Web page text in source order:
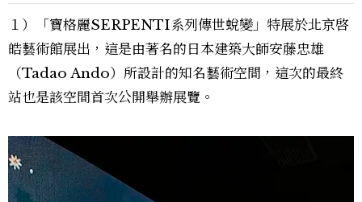
１）「寶格麗SERPENTI系列傳世蛻變」特展於北京啓
皓藝術館展出，這是由著名的日本建築大師安藤忠雄
（Tadao Ando）所設計的知名藝術空間，這次的最終
站也是該空間首次公開舉辦展覽。